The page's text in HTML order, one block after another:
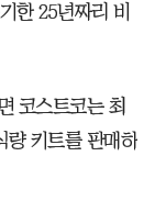
한 25년짜리 비
코스트코는 최
량 키트를 판매하